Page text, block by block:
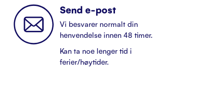
Send e-post
Vi besvarer normalt din
henvendelse innen 48 timer.
Kan ta noe lenger tid i
ferier/høytider.